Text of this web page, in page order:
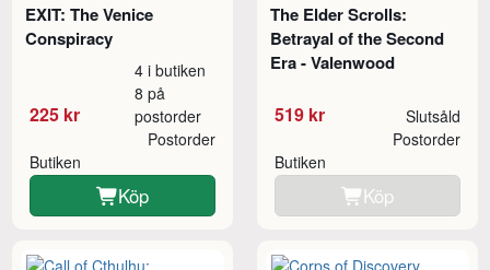
EXIT: The Venice
Conspiracy
225 kr
4 i butiken
8 på
postorder
Butiken
Postorder
Köp
The Elder Scrolls:
Betrayal of the Second
Era - Valenwood
519 kr Slutsåld
Butiken
Postorder
Köp